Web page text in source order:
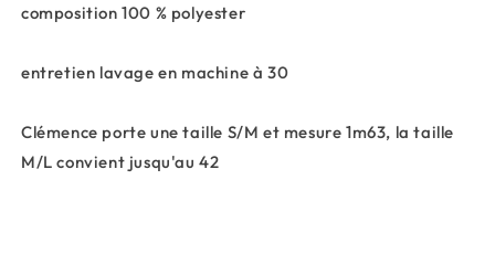
composition 100 % polyester
entretien lavage en machine à 30
Clémence porte une taille S/M et mesure 1m63, la taille
M/L convient jusqu'au 42